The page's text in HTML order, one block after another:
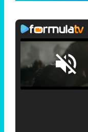
Loaded